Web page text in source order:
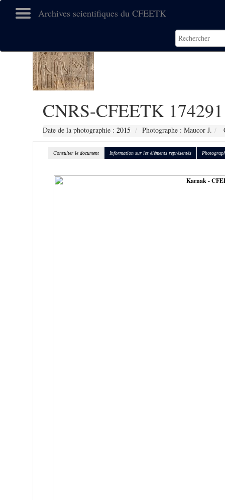
Archives scientifiques du CFEETK
CNRS-CFEETK 174291
Date de la photographie : 2015 Photographe : Maucor J.
Consulter le document Information sur les éléments représentés